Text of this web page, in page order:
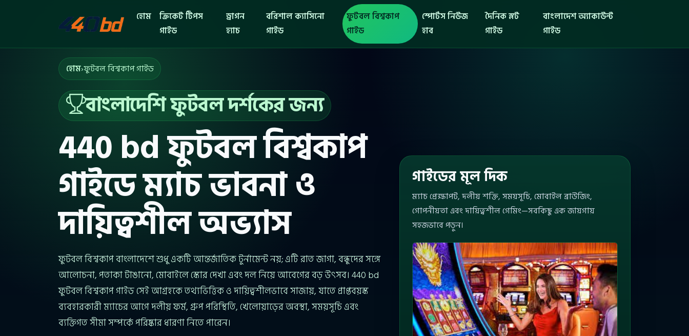
হোম
ক্রিকেট টিপস
গাইড
ড্রাগন
হ্যাচ
বরিশাল ক্যাসিনো
গাইড
ফুটবল বিশ্বকাপ
গাইড
স্পোর্টস নিউজ
হাব
দৈনিক স্লট
গাইড
বাংলাদেশ অ্যাকাউন্ট
গাইড
হোম›ফুটবল বিশ্বকাপ গাইড
বাংলাদেশি ফুটবল দর্শকের জন্য
440 bd ফুটবল বিশ্বকাপ
গাইডে ম্যাচ ভাবনা ও
দায়িত্বশীল অভ্যাস
ফুটবল বিশ্বকাপ বাংলাদেশে শুধু একটি আন্তর্জাতিক টুর্নামেন্ট নয়; এটি রাত জাগা, বন্ধুদের সঙ্গে
আলোচনা, পতাকা টাঙানো, মোবাইলে স্কোর দেখা এবং দল নিয়ে আবেগের বড় উৎসব। 440 bd
ফুটবল বিশ্বকাপ গাইড সেই আগ্রহকে তথ্যভিত্তিক ও দায়িত্বশীলভাবে সাজায়, যাতে প্রাপ্তবয়স্ক
ব্যবহারকারী ম্যাচের আগে দলীয় ফর্ম, গ্রুপ পরিস্থিতি, খেলোয়াড়ের অবস্থা, সময়সূচি এবং
ব্যক্তিগত সীমা সম্পর্কে পরিষ্কার ধারণা নিতে পারেন।
গাইডের মূল দিক
ম্যাচ প্রেক্ষাপট, দলীয় শক্তি, সময়সূচি, মোবাইল ব্রাউজিং,
গোপনীয়তা এবং দায়িত্বশীল গেমিং—সবকিছু এক জায়গায়
সহজভাবে পড়ুন।